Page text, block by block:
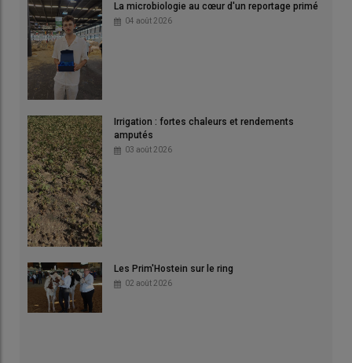
La microbiologie au cœur d'un reportage primé
04 août 2026
Irrigation : fortes chaleurs et rendements
amputés
03 août 2026
Les Prim'Hostein sur le ring
02 août 2026